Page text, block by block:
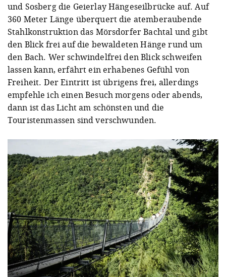
und Sosberg die Geierlay Hängeseilbrücke auf. Auf
360 Meter Länge überquert die atemberaubende
Stahlkonstruktion das Mörsdorfer Bachtal und gibt
den Blick frei auf die bewaldeten Hänge rund um
den Bach. Wer schwindelfrei den Blick schweifen
lassen kann, erfährt ein erhabenes Gefühl von
Freiheit. Der Eintritt ist übrigens frei, allerdings
empfehle ich einen Besuch morgens oder abends,
dann ist das Licht am schönsten und die
Touristenmassen sind verschwunden.